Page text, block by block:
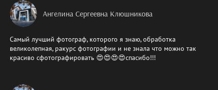
Ангелина Сергеевна Клюшникова
Самый лучший фотограф, которого я знаю, обработка
великолепная, ракурс фотографии и не знала что можно так
красиво сфотографировать 😍😍😍😍спасибо!!!